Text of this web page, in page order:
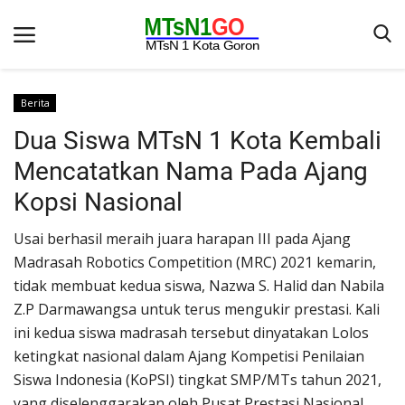
Beranda
Berita
Kontak
Galeri
OPINI
Syarat dan Ketentuan
Aplikasi
Pengumuman
Berita
Dua Siswa MTsN 1 Kota Kembali
Mencatatkan Nama Pada Ajang
Kopsi Nasional
Usai berhasil meraih juara harapan III pada Ajang
Madrasah Robotics Competition (MRC) 2021 kemarin,
tidak membuat kedua siswa, Nazwa S. Halid dan Nabila
Z.P Darmawangsa untuk terus mengukir prestasi. Kali
ini kedua siswa madrasah tersebut dinyatakan Lolos
ketingkat nasional dalam Ajang Kompetisi Penilaian
Siswa Indonesia (KoPSI) tingkat SMP/MTs tahun 2021,